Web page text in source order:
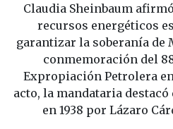
Claudia Sheinbaum
recursos energéticos
garantizar la soberanía de
conmemoración del
Expropiación Petrolera
acto, la mandataria
en 1938 por Lázaro